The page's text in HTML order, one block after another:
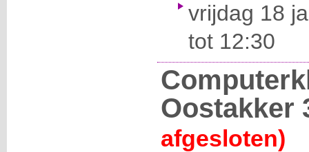
vrijdag 18
tot 12:30
Oostakker
afgesloten)